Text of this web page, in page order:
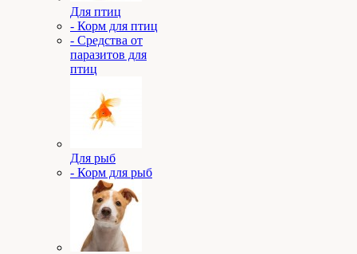
Для птиц
- Корм для птиц
- Средства от
паразитов для
птиц
Для рыб
- Корм для рыб